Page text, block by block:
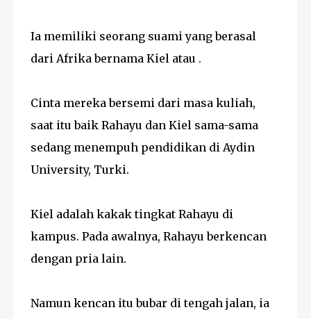
Ia memiliki seorang suami yang berasal
dari Afrika bernama Kiel atau .
Cinta mereka bersemi dari masa kuliah,
saat itu baik Rahayu dan Kiel sama-sama
sedang menempuh pendidikan di Aydin
University, Turki.
Kiel adalah kakak tingkat Rahayu di
kampus. Pada awalnya, Rahayu berkencan
dengan pria lain.
Namun kencan itu bubar di tengah jalan, ia